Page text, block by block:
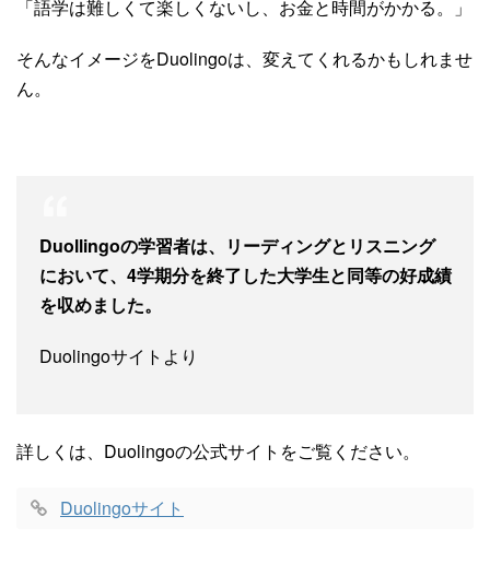
「語学は難しくて楽しくないし、お金と時間がかかる。」
そんなイメージをDuolingoは、変えてくれるかもしれませ
ん。
Duollingoの学習者は、リーディングとリスニング
において、4学期分を終了した大学生と同等の好成績
を収めました。
Duolingoサイトより
詳しくは、Duolingoの公式サイトをご覧ください。
Duolingoサイト